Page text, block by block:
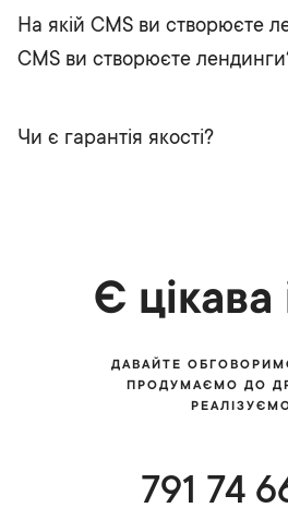
На якій CMS ви створюєте
CMS ви створюєте
Чи є гарантія якості?
Є цікава
ДАВАЙТЕ
ПРОДУМАЄМО ДО
791 74